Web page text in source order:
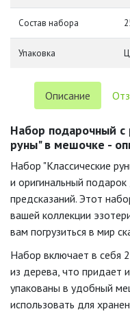
Состав набора
Упаковка
Описание
Набор подарочный с
руны" в мешочке -
Набор "Классические
и оригинальный
предсказаний. Этот
вашей коллекции
вам погрузиться в мир
Набор включает в себя
из дерева, что придает
упакованы в удобный
использовать для